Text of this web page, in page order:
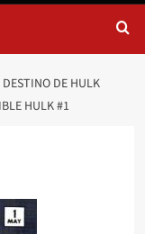
DE HULK
HULK #1